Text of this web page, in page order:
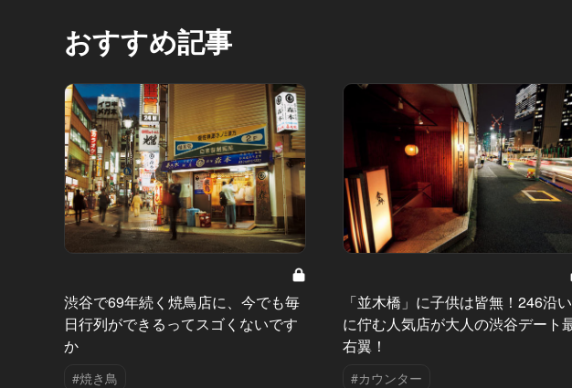
おすすめ記事
渋谷で69年続く焼鳥店に、今でも毎
日行列ができるってスゴくないです
か
#焼き鳥
「並木橋」に子供は皆無！246沿い
に佇む人気店が大人の渋谷デート
右翼！
#カウンター